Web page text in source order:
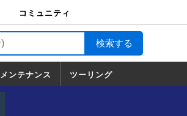
コミュニティ
メンテナンス ツーリング